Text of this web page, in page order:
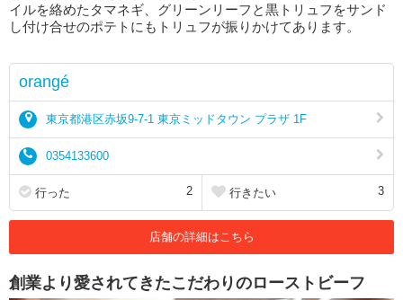
イルを絡めたタマネギ、グリーンリーフと黒トリュフをサンド
し付け合せのポテトにもトリュフが振りかけてあります。
orangé
東京都港区赤坂9-7-1 東京ミッドタウン プラザ 1F
0354133600
行った 2 行きたい 3
店舗の詳細はこちら
創業より愛されてきたこだわりのローストビーフ